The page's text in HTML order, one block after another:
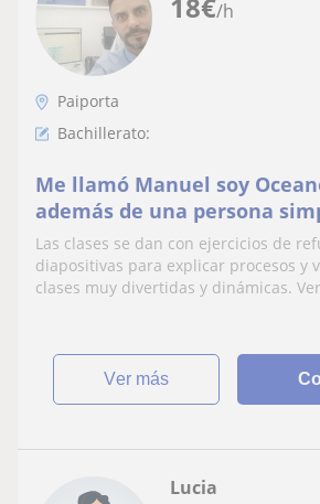
/h
Paiporta
Bachillerato:
Me llamó Manuel soy
además de una persona
extrovertida, doy clases
la rama de ciencias
Las clases se dan con ejercicios de
diapositivas para explicar procesos y
clases muy divertidas y dinámicas.
ver más
Lucia